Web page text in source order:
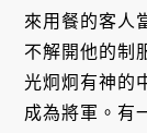
來用餐的客人
不解開他的制
光炯炯有神的
成為將軍。有